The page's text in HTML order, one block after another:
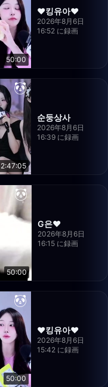
50:00
❤️킹유아❤️
2026年8月6日
16:52 に録画
2:47:05
순둥상사
2026年8月6日
16:39 に録画
50:00
G은❤️
2026年8月6日
16:15 に録画
50:00
❤️킹유아❤️
2026年8月6日
15:42 に録画